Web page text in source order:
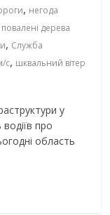
, негода
повалені дерева
, Служба
с, шквальний вітер
у
про
область